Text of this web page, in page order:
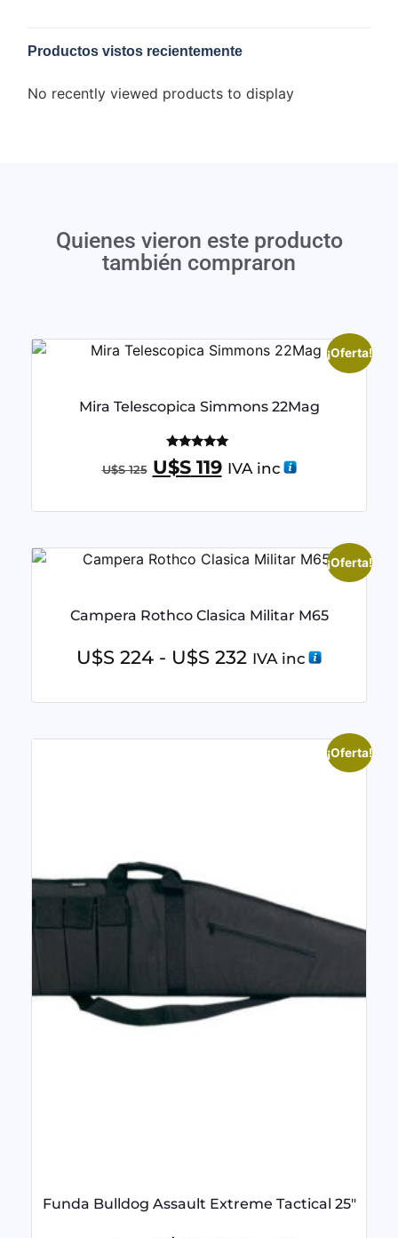
Productos vistos recientemente
No recently viewed products to display
Quienes vieron este producto
también compraron
¡Oferta!
Mira Telescopica Simmons 22Mag
Valorado
con
5.00
U$S125 U$S119 IVA inc
¡Oferta!
Campera Rothco Clasica Militar M65
U$S 224 - U$S 232 IVA inc
¡Oferta!
Funda Bulldog Assault Extreme Tactical 25″